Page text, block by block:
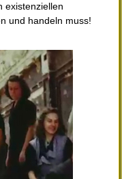
existenziellen
und handeln muss!